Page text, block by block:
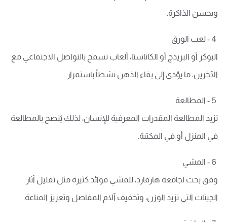
ويحسن الذاكرة.
４- لعب الورق
البوكر أو البريدج أو الكاناستا، ألعاب تسمح بالتواصل الاجتماعي مع
الآخرين، ما يؤدي إلى بقاء الذهن نشطاً باستمرار.
５- المطالعة
تزيد المطالعة المقدرات المعرفية للإنسان، لذلك يُنصح بالمطالعة
في المنزل أو في المكتبة.
６- المشي
وفق بحث لجامعة هارفارد، للمشي فوائد كثيرة مثل تقليل آثار
الجينات التي تزيد الوزن، وتخفيف آلام المفاصل وتعزيز المناعة.